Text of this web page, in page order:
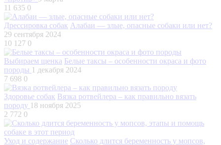
11 635 0
Дрессировка собак Алабаи — злые, опасные собаки или нет?
29 сентября 2024
10 127 0
Выбираем щенка Белые таксы – особенности окраса и фото
породы 1 декабря 2024
7 698 0
Здоровье собак Вязка ротвейлера – как правильно вязать
породу 18 ноября 2025
2 772 0
Уход и содержание Сколько длится беременность у мопсов,